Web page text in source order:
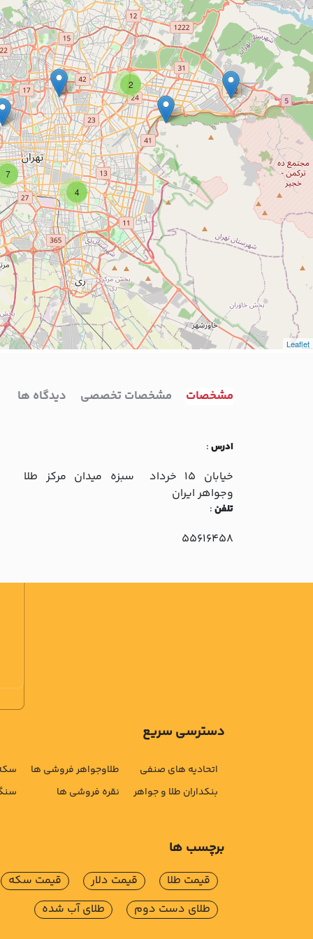
7
2
4
Leaflet
مشخصات مشخصات تخصصی دیدگاه ها
ادرس:
خيابان 15 خرداد سبزه ميدان مرکز طلا
وجواهر ايران
تلفن:
55616458
دسترسی سریع
اتحادیه های صنفی
بنکداران طلا و جواهر
طلاوجواهر فروشی ها
نقره فروشی ها
برچسب ها
قیمت طلا قیمت دلار
قیمت سکه
طلای دست دوم
طلای آب شده